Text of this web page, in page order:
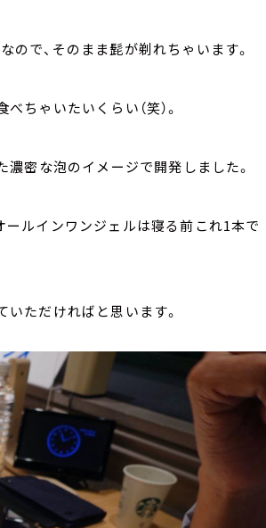
ので、そのまま髭が剃れちゃいます。
ちゃいたいくらい（笑）。
濃密な泡のイメージで開発しました。
ールインワンジェルは寝る前これ1本で
ただければと思います。